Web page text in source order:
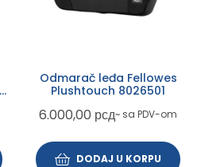
Odmarač leđa Fellowes
Plushtouch 8026501
6.000,00 рсд~ sa PDV-om
DODAJ U KORPU